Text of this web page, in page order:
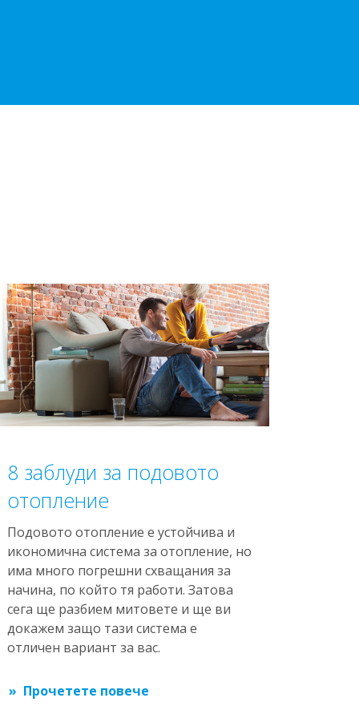
8 заблуди за подовото
отопление
Подовото отопление е устойчива и
икономична система за отопление, но
има много погрешни схващания за
начина, по който тя работи. Затова
сега ще разбием митовете и ще ви
докажем защо тази система е
отличен вариант за вас.
Прочетете повече